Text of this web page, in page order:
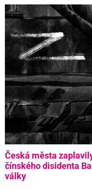
Česká města
čínského disidenta
války